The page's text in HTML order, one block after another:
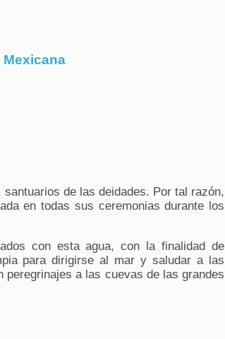
de las deidades. Por tal razón,
en todas sus ceremonias durante los
con esta agua, con la finalidad de
para dirigirse al mar y saludar a las
peregrinajes a las cuevas de las grandes